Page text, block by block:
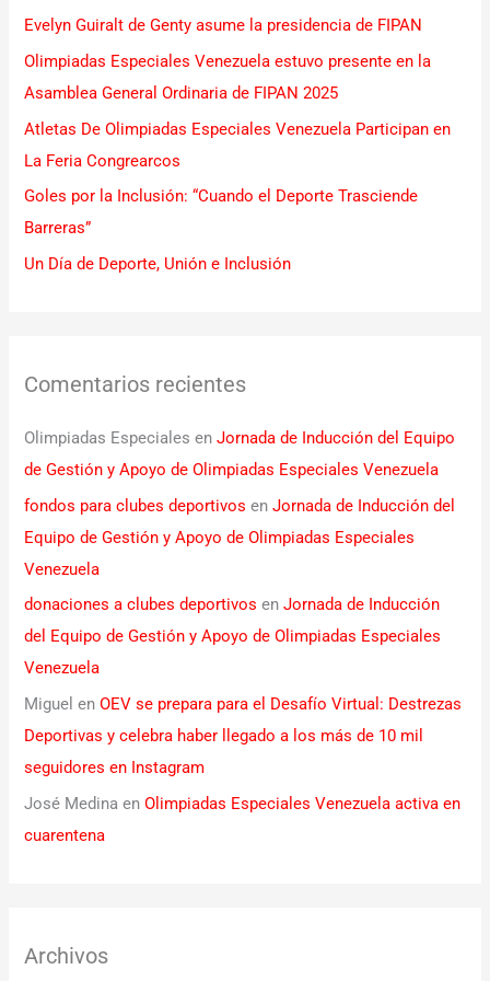
p
o
r
:
Evelyn Guiralt de Genty asume la presidencia de FIPAN
Olimpiadas Especiales Venezuela estuvo presente en la
Asamblea General Ordinaria de FIPAN 2025
Atletas De Olimpiadas Especiales Venezuela Participan en
La Feria Congrearcos
Goles por la Inclusión: “Cuando el Deporte Trasciende
Barreras”
Un Día de Deporte, Unión e Inclusión
Comentarios recientes
Olimpiadas Especiales enJornada de Inducción del Equipo
de Gestión y Apoyo de Olimpiadas Especiales Venezuela
fondos para clubes deportivos enJornada de Inducción del
Equipo de Gestión y Apoyo de Olimpiadas Especiales
Venezuela
donaciones a clubes deportivos enJornada de Inducción
del Equipo de Gestión y Apoyo de Olimpiadas Especiales
Venezuela
Miguel enOEV se prepara para el Desafío Virtual: Destrezas
Deportivas y celebra haber llegado a los más de 10 mil
seguidores en Instagram
José Medina enOlimpiadas Especiales Venezuela activa en
cuarentena
Archivos